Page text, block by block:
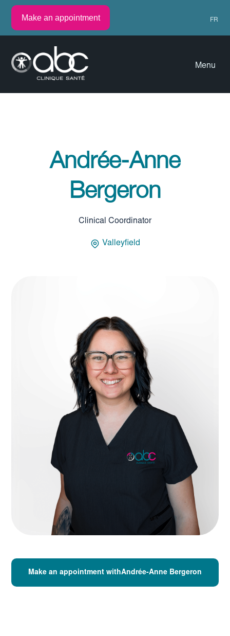
Make an appointment FR
Menu
Andrée-Anne
Bergeron
Clinical Coordinator
Valleyfield
Make an appointment withAndrée-Anne Bergeron